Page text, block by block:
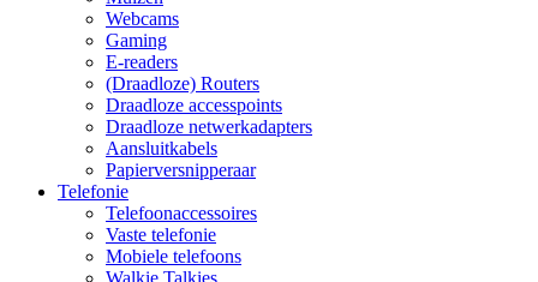
Webcams
Gaming
E-readers
(Draadloze) Routers
Draadloze accesspoints
Draadloze netwerkadapters
Aansluitkabels
Papierversnipperaar
Telefonie
Telefoonaccessoires
Vaste telefonie
Mobiele telefoons
Walkie Talkies